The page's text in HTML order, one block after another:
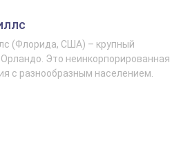
(Флорида, США) – крупный
Это неинкорпорированная
с разнообразным населением.